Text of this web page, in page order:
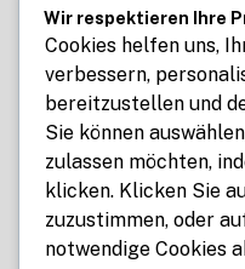
Make
AUGUST 6,
–
AUGUST 3,
Wir respektieren Ihre
Cookies helfen uns,
verbessern,
bereitzustellen und
Sie können
zulassen möchten,
klicken. Klicken Sie
zuzustimmen, oder
notwendige Cookies